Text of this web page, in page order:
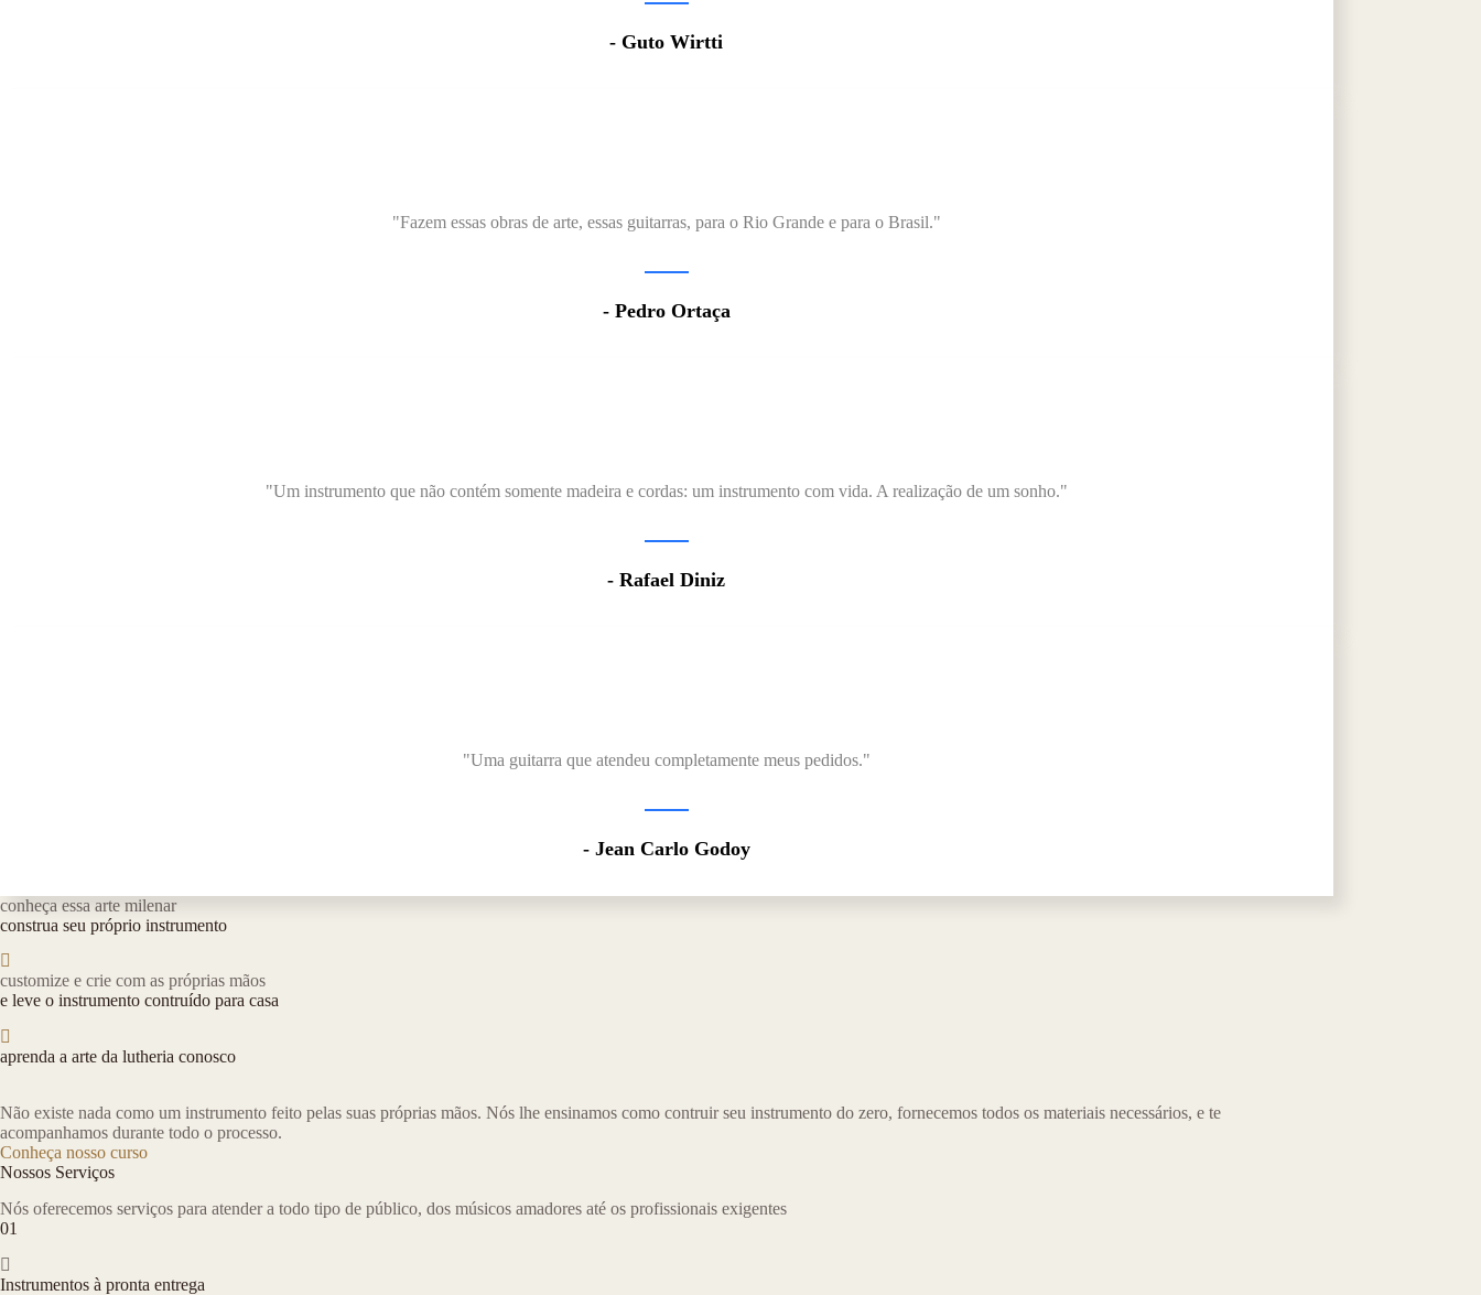
- Guto Wirtti
"Fazem essas obras de arte, essas guitarras, para o Rio Grande e para o Brasil."
- Pedro Ortaça
"Um instrumento que não contém somente madeira e cordas: um instrumento com vida. A realização de um sonho."
- Rafael Diniz
"Uma guitarra que atendeu completamente meus pedidos."
- Jean Carlo Godoy
conheça essa arte milenar
construa seu próprio instrumento
customize e crie com as próprias mãos
e leve o instrumento contruído para casa
aprenda a arte da lutheria conosco
Não existe nada como um instrumento feito pelas suas próprias mãos. Nós lhe ensinamos como contruir seu instrumento do zero, fornecemos todos os materiais necessários, e te
acompanhamos durante todo o processo.
Conheça nosso curso
Nossos Serviços
Nós oferecemos serviços para atender a todo tipo de público, dos músicos amadores até os profissionais exigentes
01
Instrumentos à pronta entrega